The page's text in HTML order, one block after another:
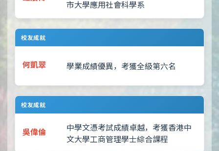
市大學應用社會科學系
校友成就
何凱翠 學業成績優異，考獲全級第六名
校友成就
吳偉倫
中學文憑考試成績卓越，考獲香港中
文大學工商管理學士綜合課程